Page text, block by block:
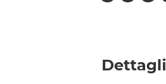
Dettagli